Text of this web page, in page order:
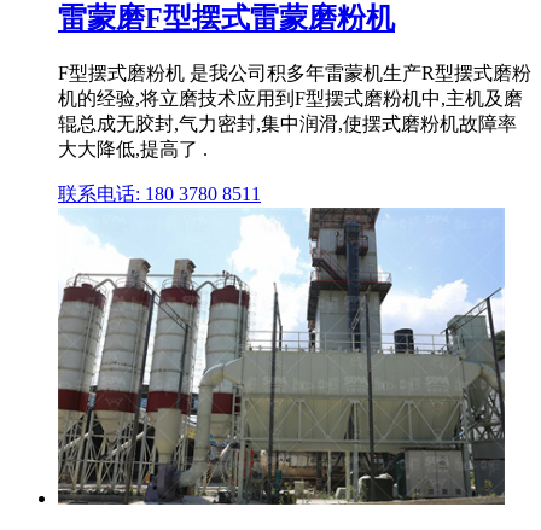
雷蒙磨F型摆式雷蒙磨粉机
F型摆式磨粉机 是我公司积多年雷蒙机生产R型摆式磨粉
机的经验,将立磨技术应用到F型摆式磨粉机中,主机及磨
辊总成无胶封,气力密封,集中润滑,使摆式磨粉机故障率
大大降低,提高了 .
联系电话: 180 3780 8511